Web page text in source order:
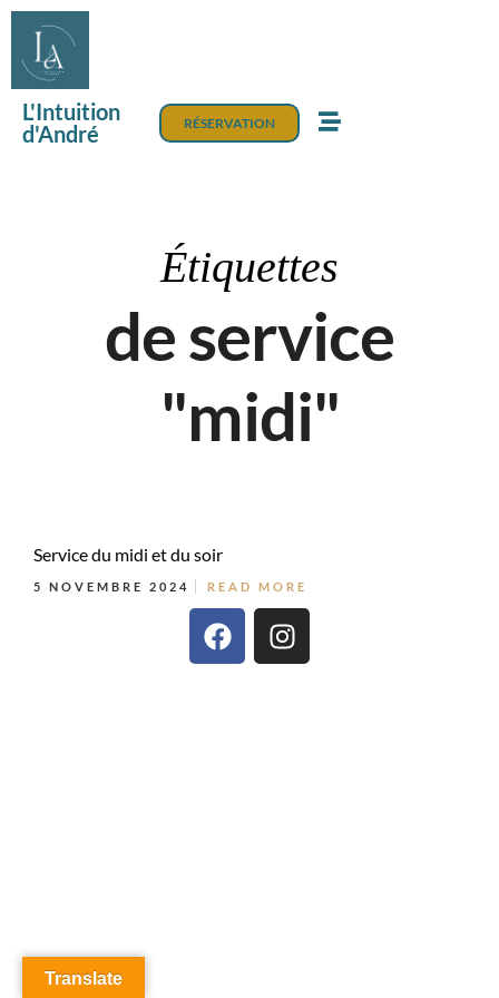
L'Intuition
d'André
RÉSERVATION
Étiquettes
de service
"midi"
Service du midi et du soir
5 NOVEMBRE 2024 READ MORE
Translate